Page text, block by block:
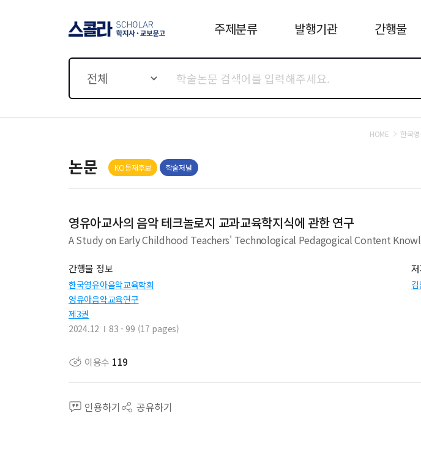
주제분류 발행기관 간행물
전체
HOME 한국
논문 KCI등재후보 학술저널
영유아교사의 음악 테크놀로지 교과교육학지식에 관한 연구
A Study on Early Childhood Teachers' Technological
간행물 정보
한국영유아음악교육학회
영유아음악교육연구
제3권
2024.12
83 - 99 (17 pages)
이용수 119
인용하기 공유하기